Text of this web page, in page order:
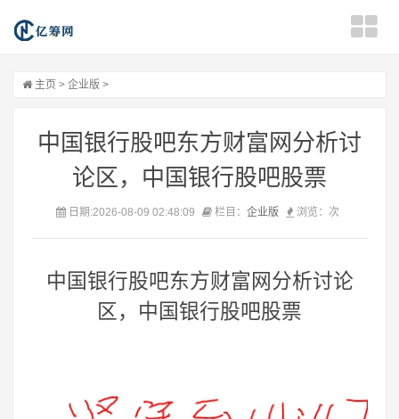
主页 > 企业版 >
中国银行股吧东方财富网分析讨
论区，中国银行股吧股票
日期:2026-08-09 02:48:09 栏目： 企业版 浏览： 次
中国银行股吧东方财富网分析讨论
区，中国银行股吧股票